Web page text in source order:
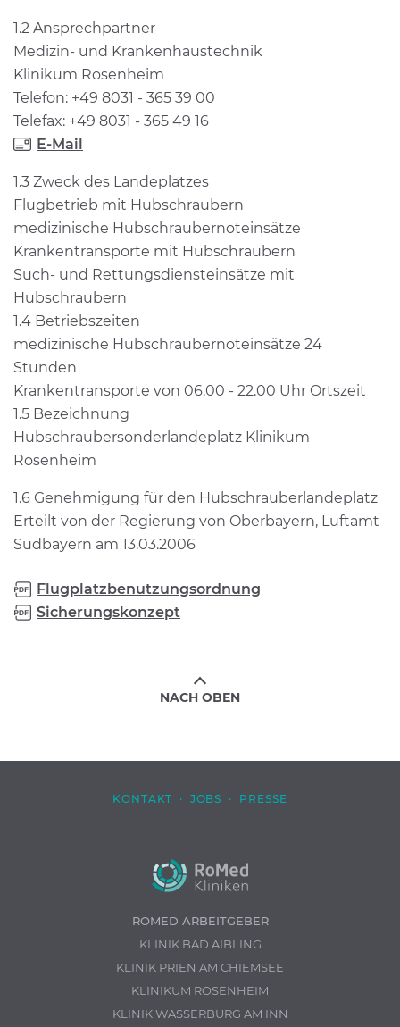
1.2 Ansprechpartner
Medizin- und Krankenhaustechnik
Klinikum Rosenheim
Telefon: +49 8031 - 365 39 00
Telefax: +49 8031 - 365 49 16
E-Mail
1.3 Zweck des Landeplatzes
Flugbetrieb mit Hubschraubern
medizinische Hubschraubernoteinsätze
Krankentransporte mit Hubschraubern
Such- und Rettungsdiensteinsätze mit
Hubschraubern
1.4 Betriebszeiten
medizinische Hubschraubernoteinsätze 24
Stunden
Krankentransporte von 06.00 - 22.00 Uhr Ortszeit
1.5 Bezeichnung
Hubschraubersonderlandeplatz Klinikum
Rosenheim
1.6 Genehmigung für den Hubschrauberlandeplatz
Erteilt von der Regierung von Oberbayern, Luftamt
Südbayern am 13.03.2006
Flugplatzbenutzungsordnung
Sicherungskonzept
NACH OBEN
KONTAKT · JOBS · PRESSE
ROMED ARBEITGEBER
KLINIK BAD AIBLING
KLINIK PRIEN AM CHIEMSEE
KLINIKUM ROSENHEIM
KLINIK WASSERBURG AM INN